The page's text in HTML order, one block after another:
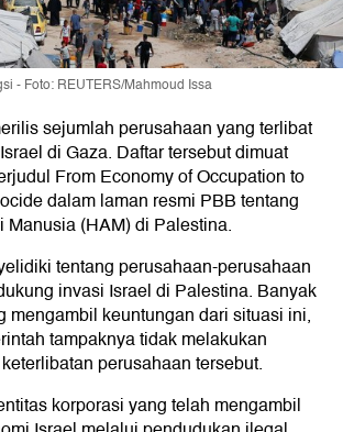
- Foto: REUTERS/Mahmoud Issa
sejumlah perusahaan yang terlibat
di Gaza. Daftar tersebut dimuat
From Economy of Occupation to
dalam laman resmi PBB tentang
Manusia (HAM) di Palestina.
tentang perusahaan-perusahaan
invasi Israel di Palestina. Banyak
mengambil keuntungan dari situasi ini,
tampaknya tidak melakukan
perusahaan tersebut.
korporasi yang telah mengambil